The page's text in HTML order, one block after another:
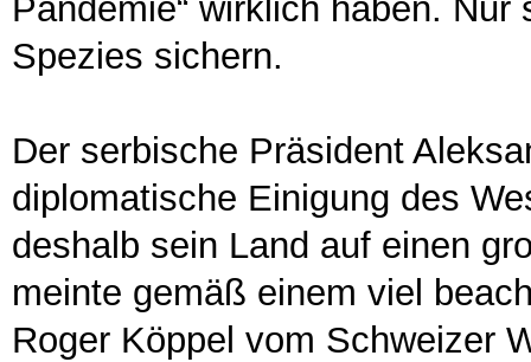
Pandemie“ wirklich haben.
Spezies sichern.
Der serbische Präsident
diplomatische Einigung des
deshalb sein Land auf einen
meinte gemäß einem viel
Roger Köppel vom Schweizer